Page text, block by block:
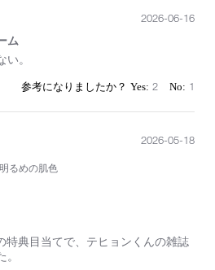
ム
。
2026-06-16
2 1
るめの肌色
特典目当てで、テヒョンくんの雑誌
2026-05-18